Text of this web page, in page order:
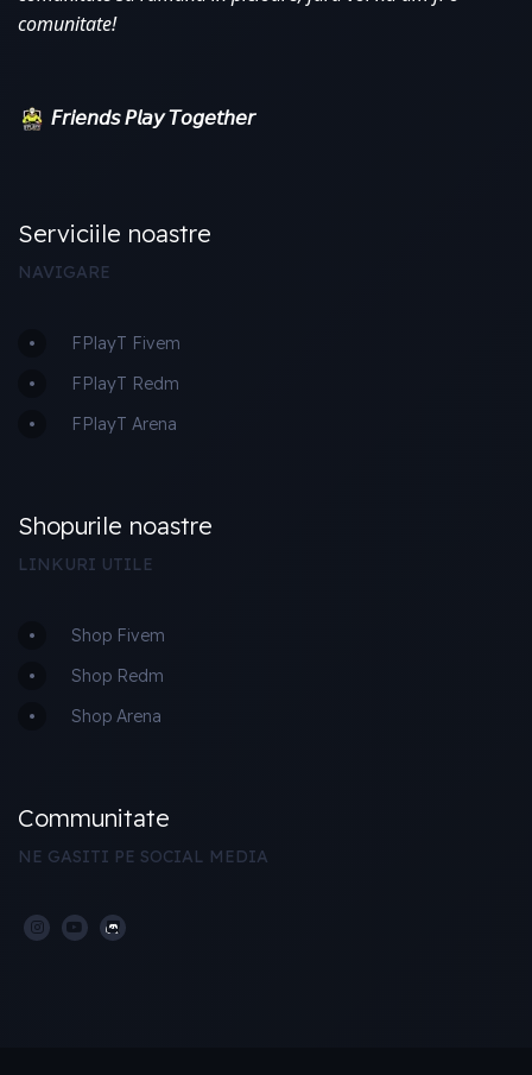
comunitate!
𝘍𝘳𝘪𝘦𝘯𝘥𝘴 𝘗𝘭𝘢𝘺 𝘛𝘰𝘨𝘦𝘵𝘩𝘦𝘳
Serviciile noastre
NAVIGARE
FPlayT Fivem
FPlayT Redm
FPlayT Arena
Shopurile noastre
LINKURI UTILE
Shop Fivem
Shop Redm
Shop Arena
Communitate
NE GASITI PE SOCIAL MEDIA